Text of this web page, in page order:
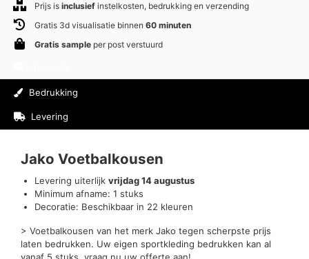
Prijs is inclusief instelkosten, bedrukking en verzending
Gratis 3d visualisatie binnen 60 minuten
Gratis sample per post verstuurd
Bedrukking
Levering
Jako Voetbalkousen
Levering uiterlijk vrijdag 14 augustus
Minimum afname: 1 stuks
Decoratie: Beschikbaar in 22 kleuren
> Voetbalkousen van het merk Jako tegen scherpste prijs
laten bedrukken. Uw eigen sportkleding bedrukken kan al